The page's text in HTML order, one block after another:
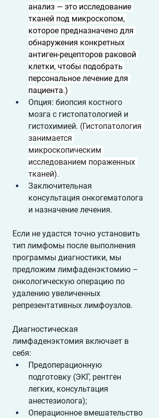
анализ — это исследование
тканей под микроскопом,
которое предназначено для
обнаружения конкретных
антиген-рецепторов раковой
клетки, чтобы подобрать
персональное лечение для
пациента.)
Опция: биопсия костного
мозга с гистопатологией и
гистохимией. (Гистопатология
занимается
микроскопическим
исследованием пораженных
тканей).
Заключительная
консультация онкогематолога
и назначение лечения.
Если не удастся точно установить
тип лимфомы после выполнения
программы диагностики, мы
предложим лимфаденэктомию –
онкологическую операцию по
удалению увеличенных
репрезентативных лимфоузлов.
Диагностическая
лимфаденэктомия включает в
себя:
Предоперационную
подготовку (ЭКГ, рентген
легких, консультация
анестезиолога);
Операционное вмешательство